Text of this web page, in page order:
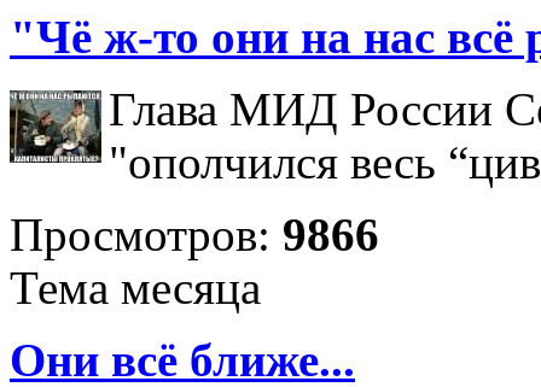
"Чё ж-то они на нас
Глава МИД России
"ополчился весь
Просмотров: 9866
Тема месяца
Они всё ближе...